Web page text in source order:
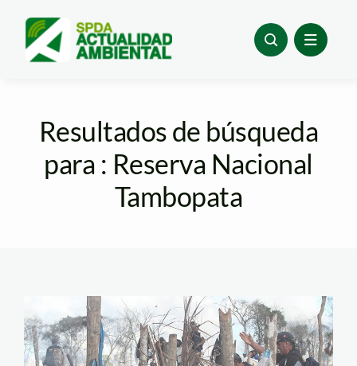
content
Resultados de búsqueda
para : Reserva Nacional
Tambopata